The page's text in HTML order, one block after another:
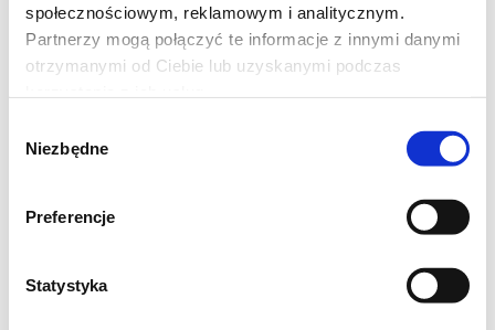
społecznościowym, reklamowym i analitycznym.
Partnerzy mogą połączyć te informacje z innymi danymi
otrzymanymi od Ciebie lub uzyskanymi podczas
zgody
Niezbędne
Preferencje
Statystyka